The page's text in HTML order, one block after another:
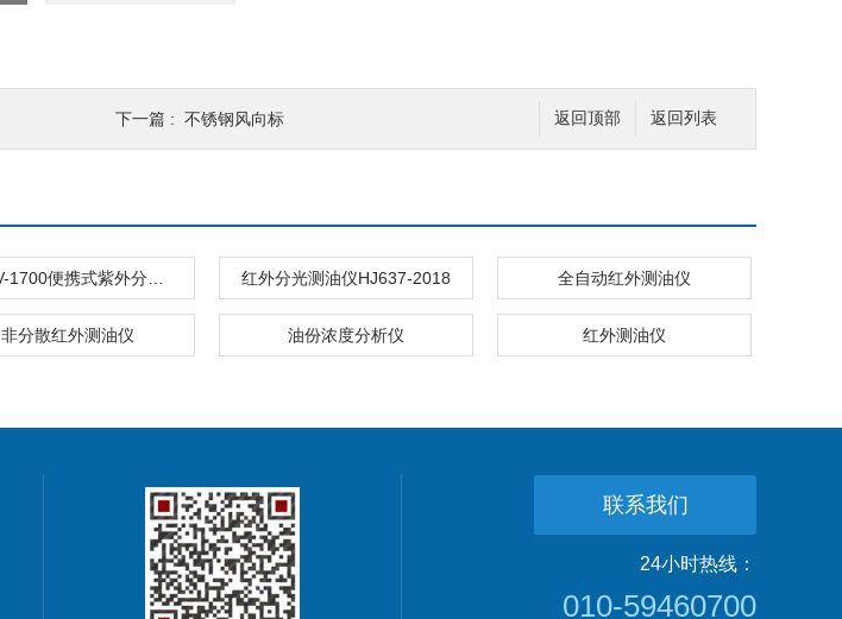
返回列表
返回顶部
下一篇 : 不锈钢风向标
红外分光测油仪HJ637-2018 全自动红外测油仪
非分散红外测油仪 油份浓度分析仪 红外测油仪
联系我们
24小时热线：
010-59460700